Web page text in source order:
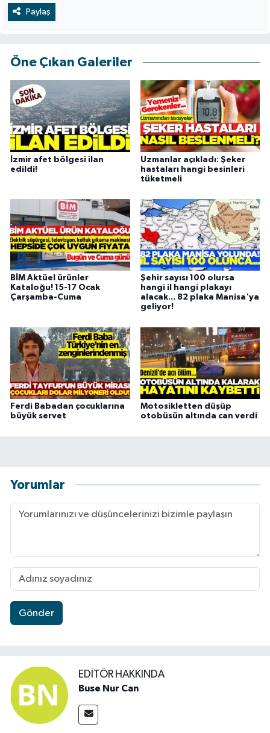
Paylaş
Öne Çıkan Galeriler
İzmir afet bölgesi ilan
edildi!
Uzmanlar açıkladı: Şeker
hastaları hangi besinleri
tüketmeli
BİM Aktüel ürünler
Kataloğu! 15-17 Ocak
Çarşamba-Cuma
Şehir sayısı 100 olursa
hangi il hangi plakayı
alacak... 82 plaka Manisa'ya
geliyor!
Ferdi Babadan çocuklarına
büyük servet
Motosikletten düşüp
otobüsün altında can verdi
Yorumlar
Gönder
EDITÖR HAKKINDA
Buse Nur Can